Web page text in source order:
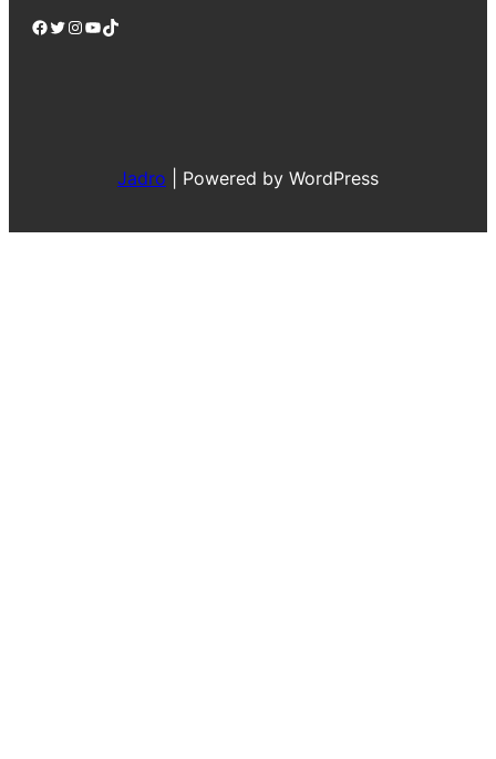
Facebook Twitter Instagram YouTube TikTok
Jadro Powered by WordPress